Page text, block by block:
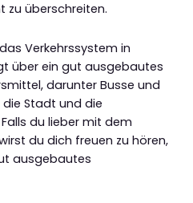
zu überschreiten.
Verkehrssystem in
über ein gut ausgebautes
darunter Busse und
die Stadt und die
du lieber mit dem
du dich freuen zu hören,
ausgebautes